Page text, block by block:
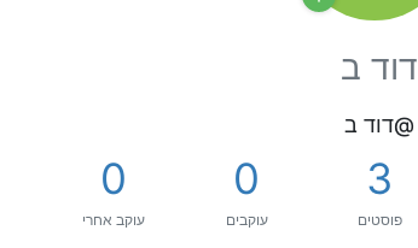
דוד ב
@דוד ב
3
פוסטים
0
עוקבים
0
עוקב אחרי